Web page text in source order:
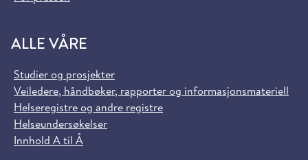
ALLE VÅRE
Studier og prosjekter
Veiledere, håndbøker, rapporter og informasjonsmateriell
Helseregistre og andre registre
Helseundersøkelser
Innhold A til Å